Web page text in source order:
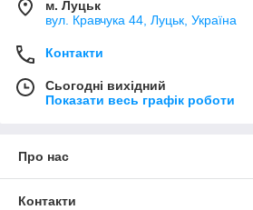
м. Луцьк
вул. Кравчука 44, Луцьк, Україна
Контакти
Сьогодні вихідний
Показати весь графік роботи
Про нас
Контакти